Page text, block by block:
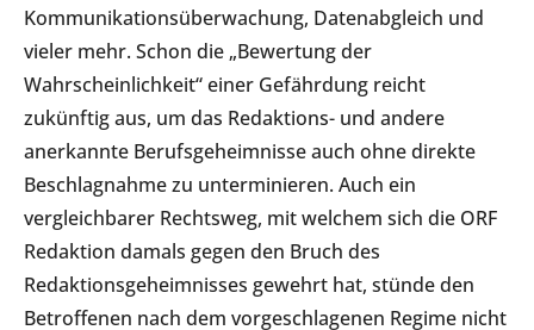
Kommunikationsüberwachung, Datenabgleich und
vieler mehr. Schon die „Bewertung der
Wahrscheinlichkeit“ einer Gefährdung reicht
zukünftig aus, um das Redaktions- und andere
anerkannte Berufsgeheimnisse auch ohne direkte
Beschlagnahme zu unterminieren. Auch ein
vergleichbarer Rechtsweg, mit welchem sich die ORF
Redaktion damals gegen den Bruch des
Redaktionsgeheimnisses gewehrt hat, stünde den
Betroffenen nach dem vorgeschlagenen Regime nicht